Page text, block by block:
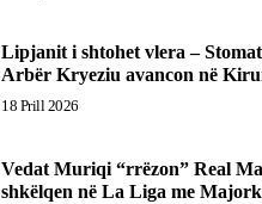
Lipjanit i shtohet vlera –
Arbër Kryeziu avancon në
18 Prill 2026
Vedat Muriqi “rrëzon” Real
shkëlqen në La Liga me